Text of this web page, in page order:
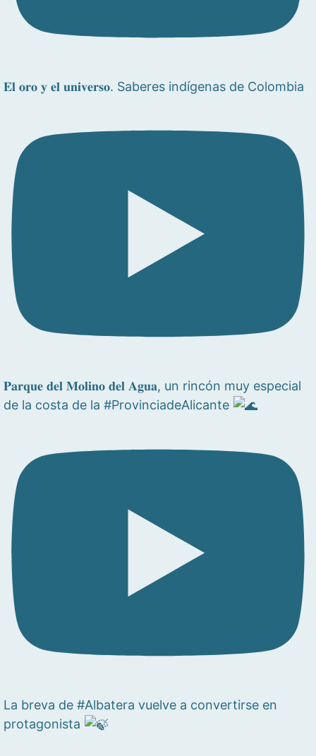
𝐄𝐥 𝐨𝐫𝐨 𝐲 𝐞𝐥 𝐮𝐧𝐢𝐯𝐞𝐫𝐬𝐨. Saberes indígenas de Colombia
𝐏𝐚𝐫𝐪𝐮𝐞 𝐝𝐞𝐥 𝐌𝐨𝐥𝐢𝐧𝐨 𝐝𝐞𝐥 𝐀𝐠𝐮𝐚, un rincón muy especial
de la costa de la #ProvinciadeAlicante
La breva de #Albatera vuelve a convertirse en
protagonista